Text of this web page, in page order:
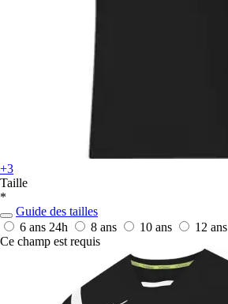
+3
Taille
*
Guide des tailles
6 ans 24h 8 ans 10 ans 12 ans
Ce champ est requis